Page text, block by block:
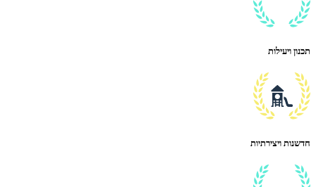
תכנון ויעילות
חדשנות ויצירתיות